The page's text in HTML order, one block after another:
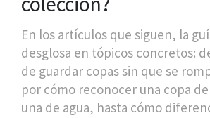
En los artículos que siguen, la
desglosa en tópicos concretos:
de guardar copas sin que se
por cómo reconocer una copa
una de agua, hasta cómo